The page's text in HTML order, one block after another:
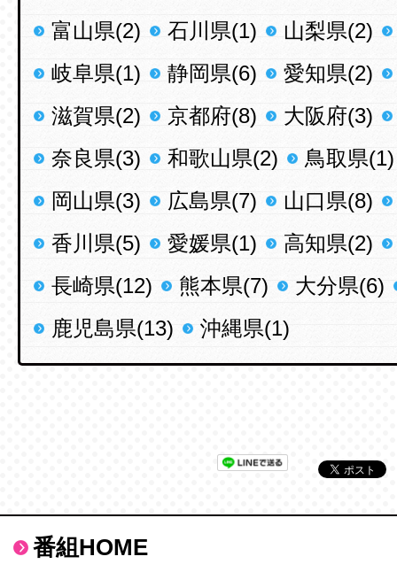
富山県(2)
石川県(1)
山梨県(2)
岐阜県(1)
静岡県(6)
愛知県(2)
滋賀県(2)
京都府(8)
大阪府(3)
奈良県(3)
和歌山県(2)
鳥取県(1)
岡山県(3)
広島県(7)
山口県(8)
香川県(5)
愛媛県(1)
高知県(2)
長崎県(12)
熊本県(7)
大分県(6)
鹿児島県(13)
沖縄県(1)
番組HOME